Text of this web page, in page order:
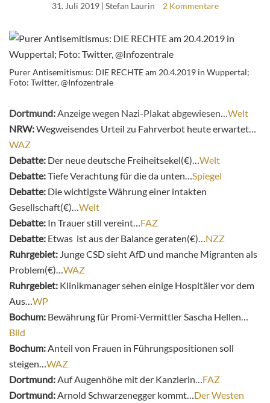
31. Juli 2019| Stefan Laurin 2 Kommentare
Purer Antisemitismus: DIE RECHTE am 20.4.2019 in Wuppertal;
Foto: Twitter, @Infozentrale
Dortmund:Anzeige wegen Nazi-Plakat abgewiesen…Welt
NRW:Wegweisendes Urteil zu Fahrverbot heute erwartet…
WAZ
Debatte: Der neue deutsche Freiheitsekel(€)…Welt
Debatte:Tiefe Verachtung für die da unten…Spiegel
Debatte: Die wichtigste Währung einer intakten
Gesellschaft(€)…Welt
Debatte: In Trauer still vereint…FAZ
Debatte: Etwas ist aus der Balance geraten(€)…NZZ
Ruhrgebiet: Junge CSD sieht AfD und manche Migranten als
Problem(€)…WAZ
Ruhrgebiet: Klinikmanager sehen einige Hospitäler vor dem
Aus…WP
Bochum: Bewährung für Promi-Vermittler Sascha Hellen…
Bild
Bochum:Anteil von Frauen in Führungspositionen soll
steigen…WAZ
Dortmund:Auf Augenhöhe mit der Kanzlerin…FAZ
Dortmund:Arnold Schwarzenegger kommt…Der Westen